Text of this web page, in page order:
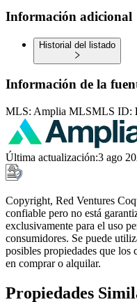
Información adicional
Historial del listado
Información de la
MLS: Amplia MLSMLS ID:
Última actualización:3 ago
Copyright, Red Ventures
confiable pero no está
exclusivamente para el uso
consumidores. Se puede
posibles propiedades que los
en comprar o alquilar.
Propiedades